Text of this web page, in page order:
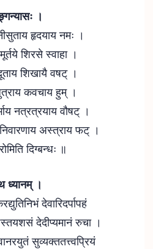
।
हृदयाय नमः ।
शिरसे स्वाहा ।
शिखायै वषट् ।
कवचाय हुम् ।
नत्रत्रयाय वौषट् ।
अस्त्राय फट् ।
दिग्बन्धः ॥
ध्यानम् ।
देवारिदर्पापहं
देदीप्यमानं रुचा ।
सुव्यक्ततत्त्वप्रियं